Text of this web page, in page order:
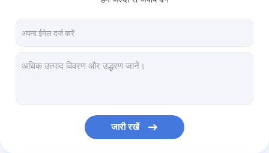
जिन्न कैंची लिफ्ट पार्ट्स
JLG कैंची लिफ्ट पार्ट्स
कैंची लिफ्ट कंट्रोल बॉक्स
जारी रखें